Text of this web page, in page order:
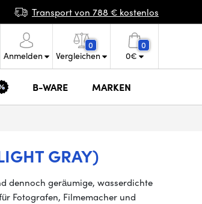
Transport von 788 € kostenlos
Anmelden
0
Vergleichen
0
0€
B-WARE MARKEN
GRAY)
dennoch geräumige, wasserdichte
Fotografen, Filmemacher und